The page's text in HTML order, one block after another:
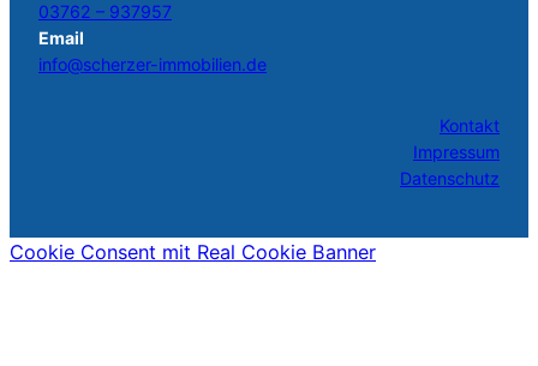
03762 – 937957
Email
info@scherzer-immobilien.de
Kontakt
Impressum
Datenschutz
Cookie Consent mit Real Cookie Banner